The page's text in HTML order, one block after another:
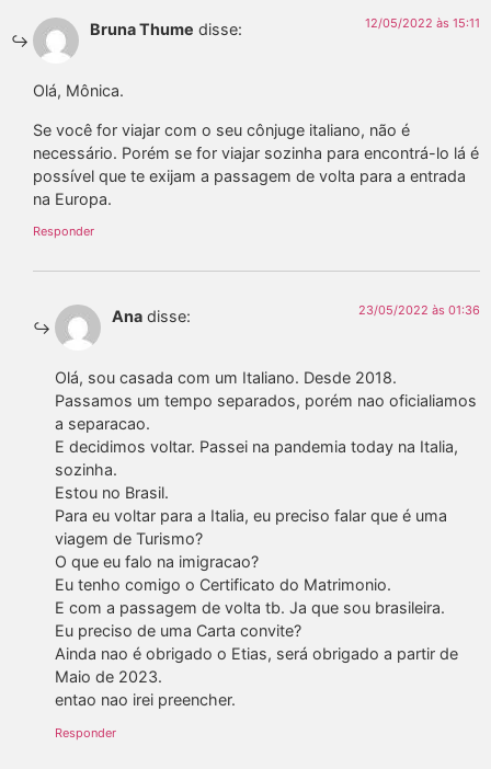
Bruna Thume disse: 12/05/2022 às 15:11
Olá, Mônica.
Se você for viajar com o seu cônjuge italiano, não é
necessário. Porém se for viajar sozinha para encontrá-lo lá é
possível que te exijam a passagem de volta para a entrada
na Europa.
Responder
Ana disse: 23/05/2022 às 01:36
Olá, sou casada com um Italiano. Desde 2018.
Passamos um tempo separados, porém nao oficialiamos
a separacao.
E decidimos voltar. Passei na pandemia today na Italia,
sozinha.
Estou no Brasil.
Para eu voltar para a Italia, eu preciso falar que é uma
viagem de Turismo?
O que eu falo na imigracao?
Eu tenho comigo o Certificato do Matrimonio.
E com a passagem de volta tb. Ja que sou brasileira.
Eu preciso de uma Carta convite?
Ainda nao é obrigado o Etias, será obrigado a partir de
Maio de 2023.
entao nao irei preencher.
Responder